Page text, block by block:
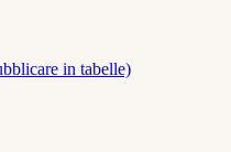
in tabelle)